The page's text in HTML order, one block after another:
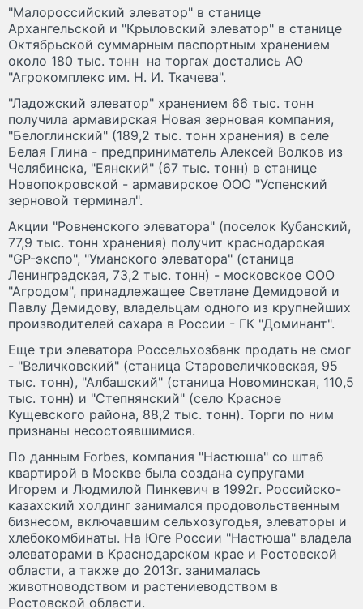
"Малороссийский элеватор" в станице
Архангельской и "Крыловский элеватор" в станице
Октябрьской суммарным паспортным хранением
около 180 тыс. тонн на торгах достались АО
"Агрокомплекс им. Н. И. Ткачева".
"Ладожский элеватор" хранением 66 тыс. тонн
получила армавирская Новая зерновая компания,
"Белоглинский" (189,2 тыс. тонн хранения) в селе
Белая Глина - предприниматель Алексей Волков из
Челябинска, "Еянский" (67 тыс. тонн) в станице
Новопокровской - армавирское ООО "Успенский
зерновой терминал".
Акции "Ровненского элеватора" (поселок Кубанский,
77,9 тыс. тонн хранения) получит краснодарская
"GP-экспо", "Уманского элеватора" (станица
Ленинградская, 73,2 тыс. тонн) - московское ООО
"Агродом", принадлежащее Светлане Демидовой и
Павлу Демидову, владельцам одного из крупнейших
производителей сахара в России - ГК "Доминант".
Еще три элеватора Россельхозбанк продать не смог
- "Величковский" (станица Старовеличковская, 95
тыс. тонн), "Албашский" (станица Новоминская, 110,5
тыс. тонн) и "Степнянский" (село Красное
Кущевского района, 88,2 тыс. тонн). Торги по ним
признаны несостоявшимися.
По данным Forbes, компания "Настюша" со штаб
квартирой в Москве была создана супругами
Игорем и Людмилой Пинкевич в 1992г. Российско-
казахский холдинг занимался продовольственным
бизнесом, включавшим сельхозугодья, элеваторы и
хлебокомбинаты. На Юге России "Настюша" владела
элеваторами в Краснодарском крае и Ростовской
области, а также до 2013г. занималась
животноводством и растениеводством в
Ростовской области.